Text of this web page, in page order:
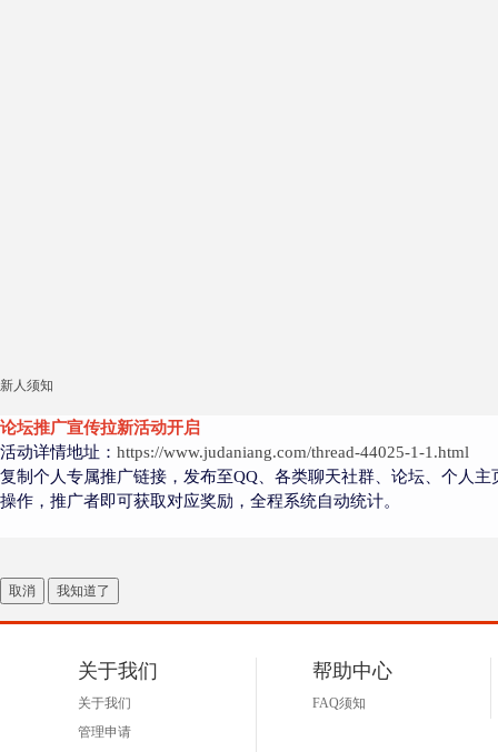
新人须知
论坛推广宣传拉新活动开启
活动详情地址： https://www.judaniang.com/thread-44025-1-1.html
复制个人专属推广链接，发布至QQ、各类聊天社群、论坛、个人
操作，推广者即可获取对应奖励，全程系统自动统计。
取消 我知道了
关于我们
关于我们
管理申请
帮助中心
FAQ须知